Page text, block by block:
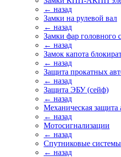
← назад
Замки на рулевой вал
← назад
Замки фар головного
← назад
Замок капота
← назад
Защита прокатных
← назад
Защита ЭБУ (сейф)
← назад
Механическая защита
← назад
Мотосигнализации
← назад
Спутниковые системы
← назад